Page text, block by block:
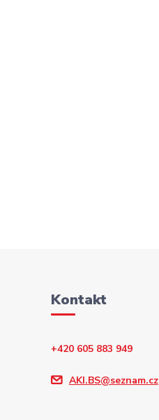
Kontakt
+420 605 883 949
AKI.BS@seznam.cz